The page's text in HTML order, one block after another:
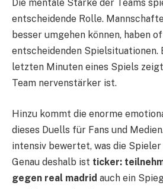
Die mentale Stärke der Teams
entscheidende Rolle.
besser umgehen können, haben
entscheidenden Spielsituationen.
letzten Minuten eines Spiels
Team nervenstärker ist.
Hinzu kommt die enorme
dieses Duells für Fans und
intensiv bewertet, was die
Genau deshalb ist ticker:
gegen real madrid auch ein